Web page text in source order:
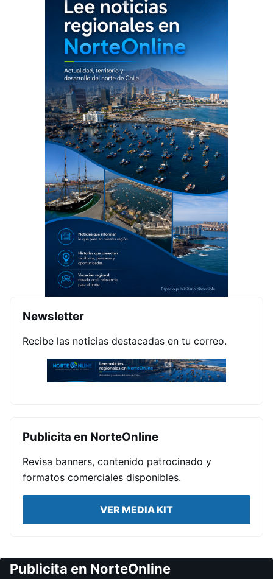
Newsletter
Recibe las noticias destacadas en tu correo.
Publicita en NorteOnline
Revisa banners, contenido patrocinado y
formatos comerciales disponibles.
VER MEDIA KIT
Publicita en NorteOnline